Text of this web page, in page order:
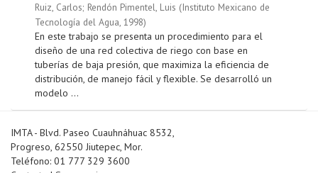
Ruiz, Carlos; Rendón Pimentel, Luis (Instituto Mexicano de
Tecnología del Agua, 1998)
En este trabajo se presenta un procedimiento para el
diseño de una red colectiva de riego con base en
tuberías de baja presión, que maximiza la eficiencia de
distribución, de manejo fácil y flexible. Se desarrolló un
modelo ...
IMTA - Blvd. Paseo Cuauhnáhuac 8532,
Progreso, 62550 Jiutepec, Mor.
Teléfono: 01 777 329 3600